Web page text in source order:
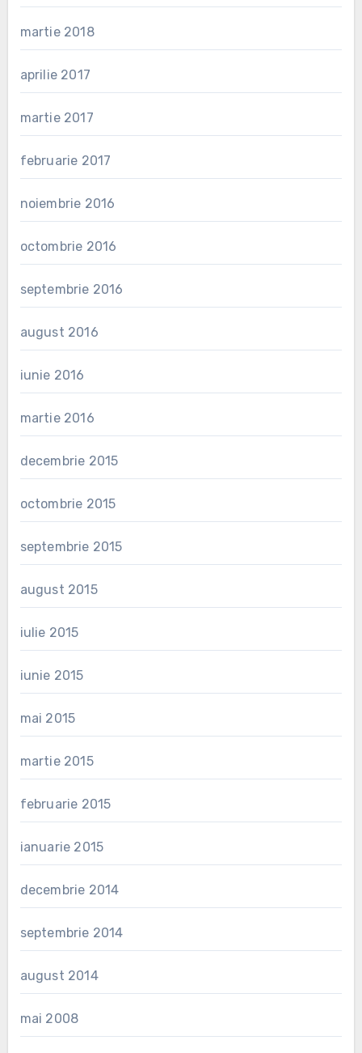
martie 2018
aprilie 2017
martie 2017
februarie 2017
noiembrie 2016
octombrie 2016
septembrie 2016
august 2016
iunie 2016
martie 2016
decembrie 2015
octombrie 2015
septembrie 2015
august 2015
iulie 2015
iunie 2015
mai 2015
martie 2015
februarie 2015
ianuarie 2015
decembrie 2014
septembrie 2014
august 2014
mai 2008